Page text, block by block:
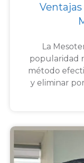
La
popularidad
método
y eliminar